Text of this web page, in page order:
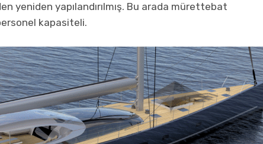
yeniden yapılandırılmış. Bu arada mürettebat
kapasiteli.